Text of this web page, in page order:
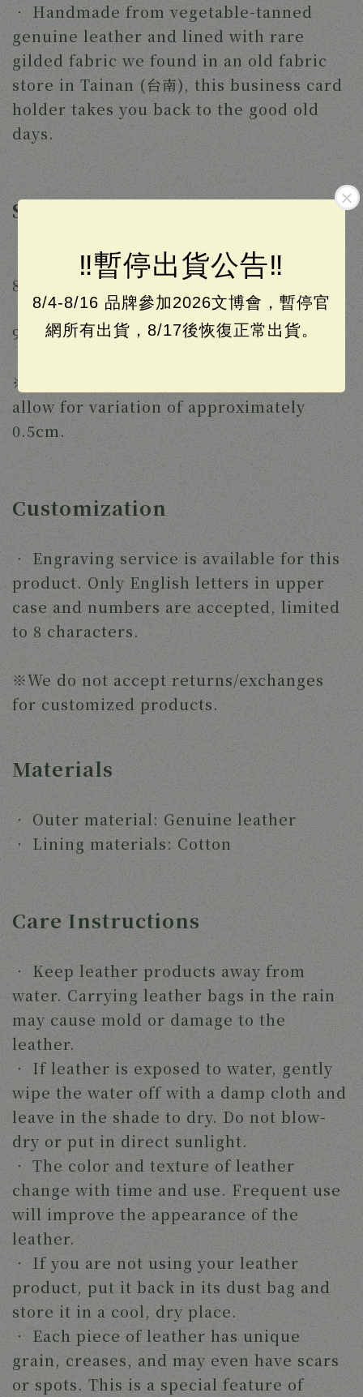
‼️暫停出貨公告‼️
8/4-8/16 品牌參加2026文博會，暫停官
網所有出貨，8/17後恢復正常出貨。
‧ Handmade from vegetable-tanned
genuine leather and lined with rare
gilded fabric we found in an old fabric
store in Tainan (台南), this business card
holder takes you back to the good old
days.
Specifications
Product dimensions (H x W x D):
8.5cm x 12cm x 1.5cm
Two compartments (H x W) 7cm x
9.5cm (can fit cards and folded bills)
※This product is handmade. Please
allow for variation of approximately
0.5cm.
Customization
‧ Engraving service is available for this
product. Only English letters in upper
case and numbers are accepted, limited
to 8 characters.
※We do not accept returns/exchanges
for customized products.
Materials
‧ Outer material: Genuine leather
‧ Lining materials: Cotton
Care Instructions
‧ Keep leather products away from
water. Carrying leather bags in the rain
may cause mold or damage to the
leather.
‧ If leather is exposed to water, gently
wipe the water off with a damp cloth and
leave in the shade to dry. Do not blow-
dry or put in direct sunlight.
‧ The color and texture of leather
change with time and use. Frequent use
will improve the appearance of the
leather.
‧ If you are not using your leather
product, put it back in its dust bag and
store it in a cool, dry place.
‧ Each piece of leather has unique
grain, creases, and may even have scars
or spots. This is a special feature of